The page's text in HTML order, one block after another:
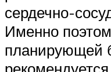
сердечно-
Именно
планирующей